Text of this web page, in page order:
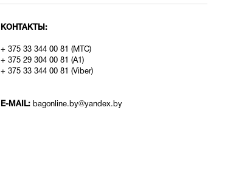
КОНТАКТЫ:
+ 375 33 344 00 81 (МТС)
+ 375 29 304 00 81 (A1)
+ 375 33 344 00 81 (Viber)
E-MAIL: bagonline.by@yandex.by